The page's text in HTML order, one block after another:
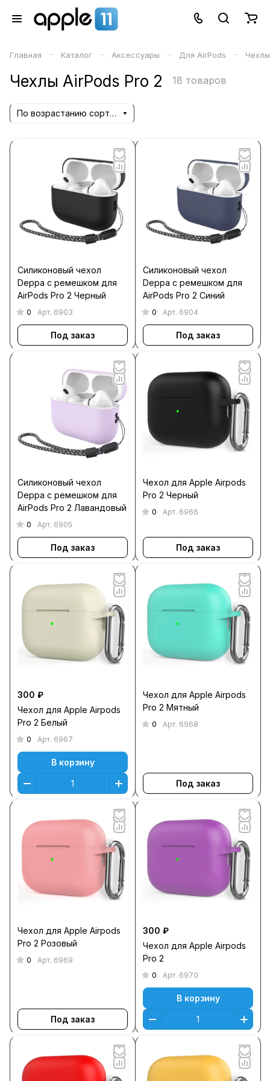
Главная – Каталог – Аксессуары – Для AirPods –
Чехлы AirPods Pro 2 18 товаров
По возрастанию сортировки
Силиконовый чехол
Deppa c ремешком для
AirPods Pro 2 Черный
0 Арт. 6903
Под заказ
Силиконовый чехол
Deppa c ремешком для
AirPods Pro 2 Синий
0 Арт. 6904
Под заказ
Силиконовый чехол
Deppa c ремешком для
AirPods Pro 2 Лавандовый
0 Арт. 6905
Под заказ
Чехол для Apple Airpods
Pro 2 Черный
0 Арт. 6966
Под заказ
300 ₽
Чехол для Apple Airpods
Pro 2 Белый
0 Арт. 6967
В корзину
Чехол для Apple Airpods
Pro 2 Мятный
0 Арт. 6968
Под заказ
Чехол для Apple Airpods
Pro 2 Розовый
0 Арт. 6969
Под заказ
300 ₽
Чехол для Apple Airpods
Pro 2
0 Арт. 6970
В корзину